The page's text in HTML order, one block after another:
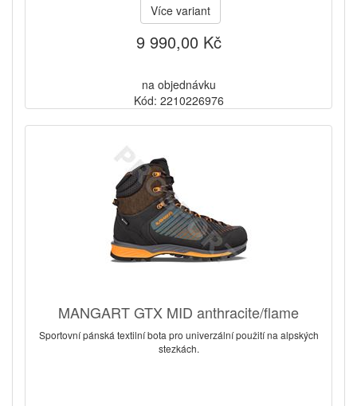
Více variant
9 990,00 Kč
na objednávku
Kód: 2210226976
MANGART GTX MID anthracite/flame
Sportovní pánská textilní bota pro univerzální použití na alpských
stezkách.